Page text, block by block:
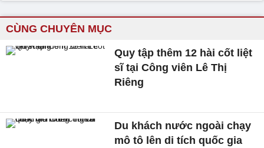
CÙNG CHUYÊN MỤC
Quy tập thêm 12 hài cốt liệt
sĩ tại Công viên Lê Thị
Riêng
Du khách nước ngoài chạy
mô tô lên di tích quốc gia